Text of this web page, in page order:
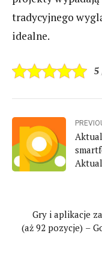
tradycyjnego
idealne.
5
Gry i aplikacje
(aż 92 pozycje) –